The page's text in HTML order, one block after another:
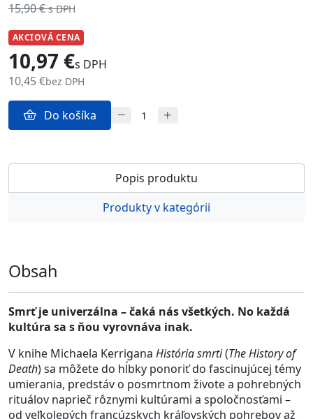
15,90 € s DPH
AKCIOVÁ CENA
10,97 €s DPH
10,45 €bez DPH
Do košíka
Popis produktu
Produkty v kategórii
Obsah
Smrť je univerzálna – čaká nás všetkých. No každá
kultúra sa s ňou vyrovnáva inak.
V knihe Michaela Kerrigana História smrti(The History of
Death) sa môžete do hĺbky ponoriť do fascinujúcej témy
umierania, predstáv o posmrtnom živote a pohrebných
rituálov naprieč rôznymi kultúrami a spoločnosťami –
od veľkolepých francúzskych kráľovských pohrebov až